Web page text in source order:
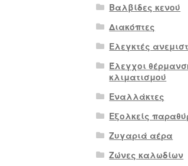
Βαλβίδες κενού
Διακόπτες
Ελεγκτές
Έλεγχοι
κλιματισμού
Εναλλάκτες
Εξολκείς
Ζυγαριά αέρα
Ζώνες καλωδίων